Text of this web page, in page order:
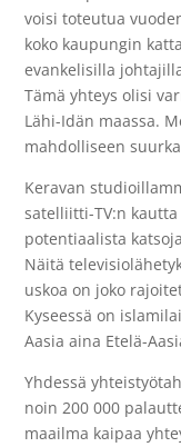
voisi toteutua
koko kaupungin
evankelisilla
Tämä yhteys olisi
Lähi-Idän maassa.
mahdolliseen
Keravan
satelliitti-TV:n
potentiaalista
Näitä
uskoa on joko
Kyseessä on
Aasia aina Etelä-
Yhdessä
noin 200 000
maailma kaipaa